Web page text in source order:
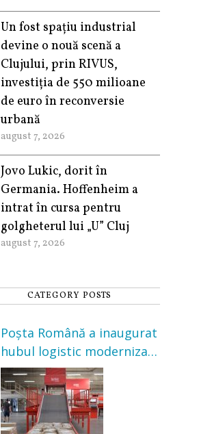
Un fost spațiu industrial
devine o nouă scenă a
Clujului, prin RIVUS,
investiția de 550 milioane
de euro în reconversie
urbană
august 7, 2026
Jovo Lukic, dorit în
Germania. Hoffenheim a
intrat în cursa pentru
golgheterul lui „U” Cluj
august 7, 2026
CATEGORY POSTS
Poșta Română a inaugurat
hubul logistic modernizat
din Cluj-Napoca. Investiție
de 3 milioane de euro